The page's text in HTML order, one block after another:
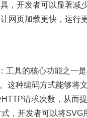
，开发者可以显著减
网页加载更快，运行
工具的核心功能之一
这种编码方式能够将
请求次数，从而
，开发者可以将SVG